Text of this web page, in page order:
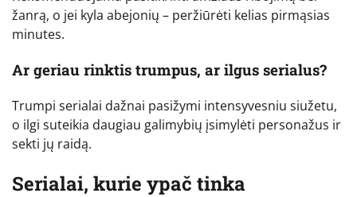
žanrą, o jei kyla abejonių – peržiūrėti kelias pirmąsias
minutes.
Ar geriau rinktis trumpus, ar ilgus serialus?
Trumpi serialai dažnai pasižymi intensyvesniu siužetu,
o ilgi suteikia daugiau galimybių įsimylėti personažus ir
sekti jų raidą.
Serialai, kurie ypač tinka